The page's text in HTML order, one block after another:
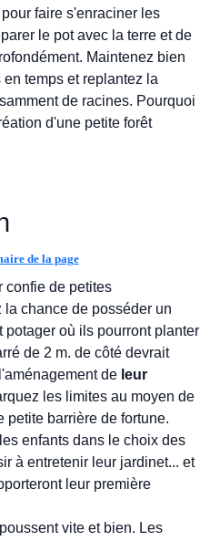
faire s'enraciner les
le pot avec la terre et de
Maintenez bien
temps et replantez la
de racines. Pourquoi
d'une petite forêt
de la page
confie de petites
chance de posséder un
où ils pourront planter
de 2 m. de côté devrait
de leur
les limites au moyen de
petite barrière de fortune.
enfants dans le choix des
à entretenir leur jardinet... et
leur première
vite et bien. Les